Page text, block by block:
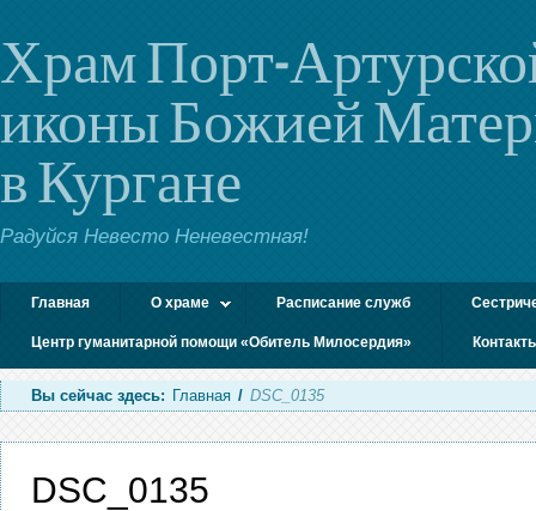
Храм Порт-
иконы Божией
в Кургане
Радуйся Невесто Неневестная!
Главная О храме Расписание служб
Центр гуманитарной помощи «Обитель Милосердия»
Вы сейчас здесь: Главная / DSC_0135
DSC_0135